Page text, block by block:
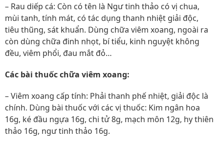
– Rau diếp cá: Còn có tên là Ngư tinh thảo có vị chua,
mùi tanh, tính mát, có tác dụng thanh nhiệt giải độc,
tiêu thũng, sát khuẩn. Dùng chữa viêm xoang, ngoài ra
còn dùng chữa đinh nhọt, bí tiểu, kinh nguyệt không
đều, viêm phổi, đau mắt đỏ…
Các bài thuốc chữa viêm xoang:
– Viêm xoang cấp tính: Phải thanh phế nhiệt, giải độc là
chính. Dùng bài thuốc với các vị thuốc: Kim ngân hoa
16g, ké đầu ngựa 16g, chi tử 8g, mạch môn 12g, hy thiên
thảo 16g, ngư tinh thảo 16g.